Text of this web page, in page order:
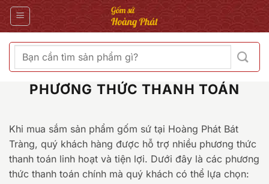
Bỏ
qua
Tìm
kiếm:
PHƯƠNG THỨC THANH TOÁN
Khi mua sắm sản phẩm gốm sứ tại Hoàng Phát Bát
Tràng, quý khách hàng được hỗ trợ nhiều phương thức
thanh toán linh hoạt và tiện lợi. Dưới đây là các phương
thức thanh toán chính mà quý khách có thể lựa chọn: